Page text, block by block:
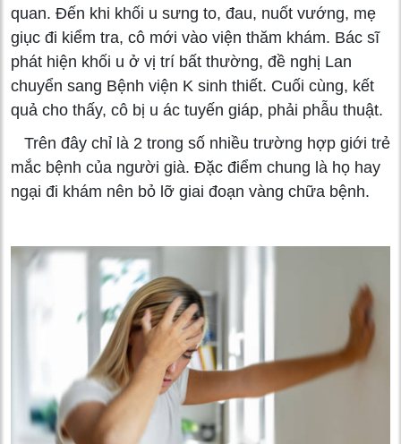
quan. Đến khi khối u sưng to, đau, nuốt vướng, mẹ
giục đi kiểm tra, cô mới vào viện thăm khám. Bác sĩ
phát hiện khối u ở vị trí bất thường, đề nghị Lan
chuyển sang Bệnh viện K sinh thiết. Cuối cùng, kết
quả cho thấy, cô bị u ác tuyến giáp, phải phẫu thuật.
Trên đây chỉ là 2 trong số nhiều trường hợp giới trẻ
mắc bệnh của người già. Đặc điểm chung là họ hay
ngại đi khám nên bỏ lỡ giai đoạn vàng chữa bệnh.